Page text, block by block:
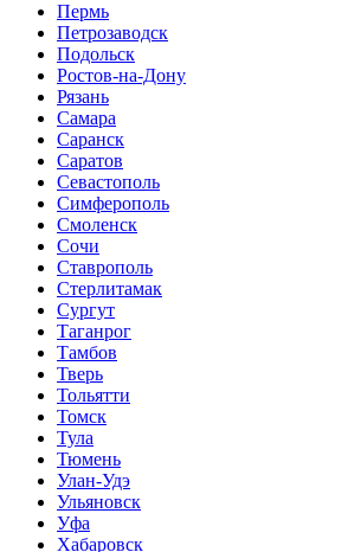
Пермь
Петрозаводск
Подольск
Ростов-на-Дону
Рязань
Самара
Саранск
Саратов
Севастополь
Симферополь
Смоленск
Сочи
Ставрополь
Стерлитамак
Сургут
Таганрог
Тамбов
Тверь
Тольятти
Томск
Тула
Тюмень
Улан-Удэ
Ульяновск
Уфа
Хабаровск